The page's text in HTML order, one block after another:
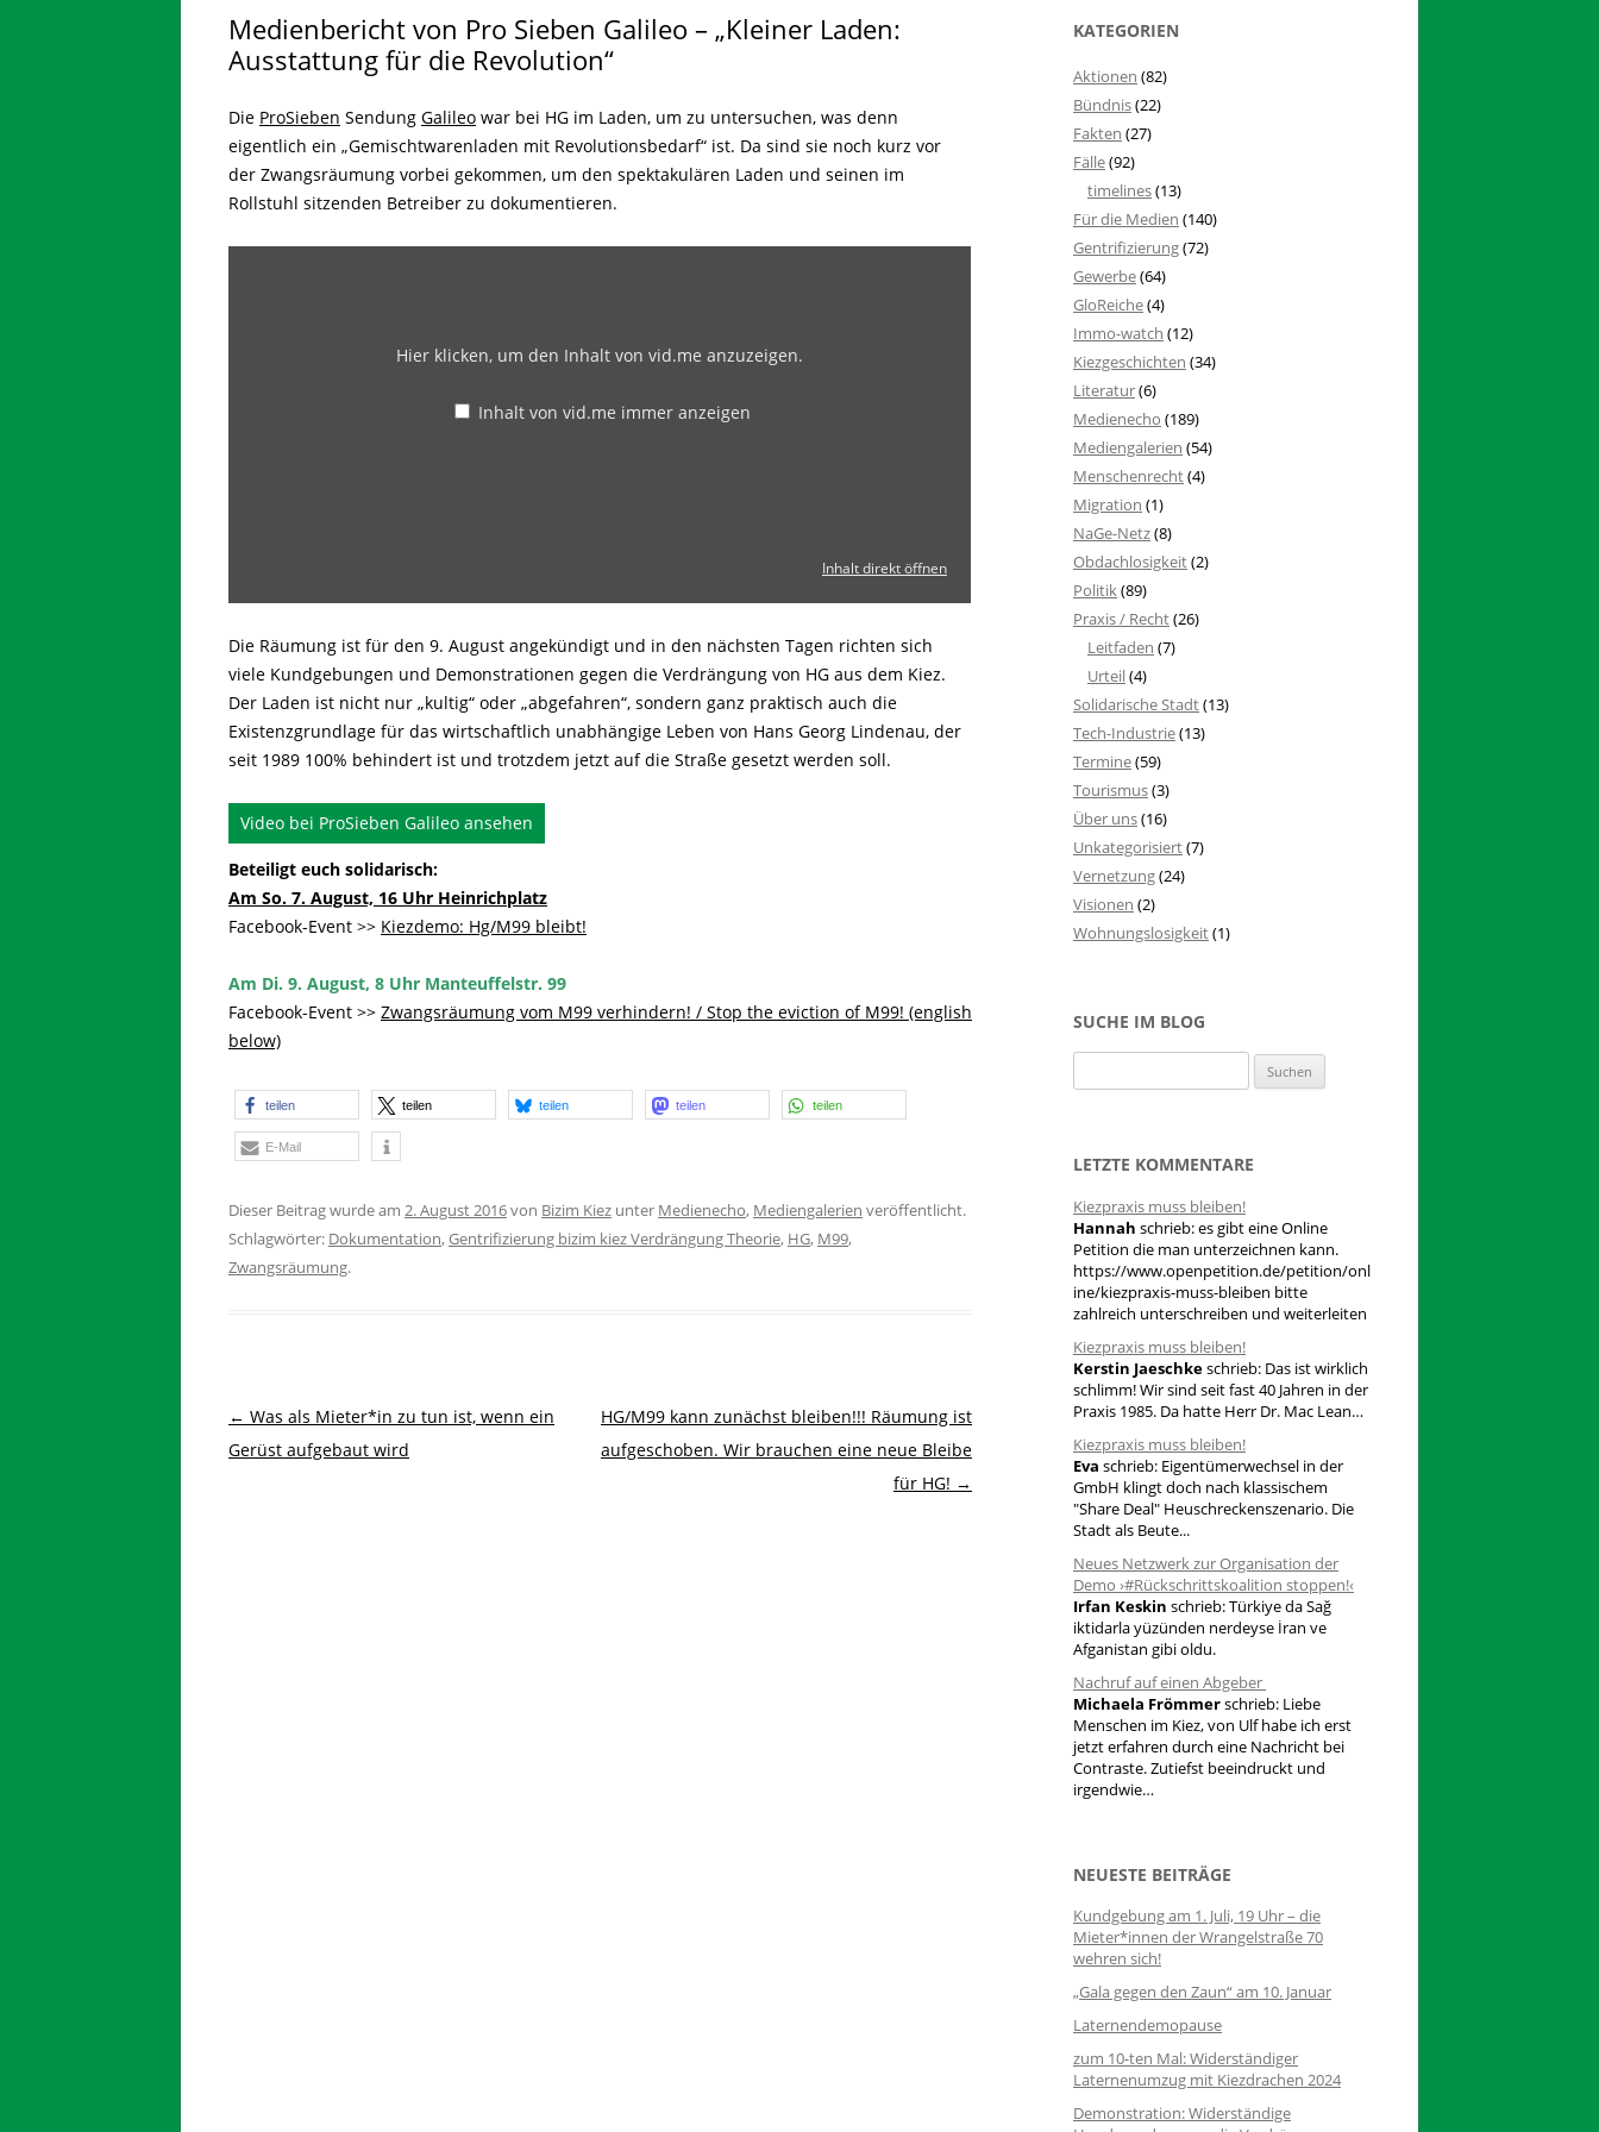
LITERATUR
KIEZGESCHICHTEN
GLOREICHE
LEITFADEN
Medienbericht von Pro Sieben Galileo – „Kleiner Laden:
Ausstattung für die Revolution“
Die ProSieben Sendung Galileo war bei HG im Laden, um zu untersuchen, was denn
eigentlich ein „Gemischtwarenladen mit Revolutionsbedarf“ ist. Da sind sie noch kurz vor
der Zwangsräumung vorbei gekommen, um den spektakulären Laden und seinen im
Rollstuhl sitzenden Betreiber zu dokumentieren.
Hier klicken, um den Inhalt von vid.me anzuzeigen.
Inhalt von vid.me immer anzeigen
Inhalt direkt öffnen
Die Räumung ist für den 9. August angekündigt und in den nächsten Tagen richten sich
viele Kundgebungen und Demonstrationen gegen die Verdrängung von HG aus dem Kiez.
Der Laden ist nicht nur „kultig“ oder „abgefahren“, sondern ganz praktisch auch die
Existenzgrundlage für das wirtschaftlich unabhängige Leben von Hans Georg Lindenau, der
seit 1989 100% behindert ist und trotzdem jetzt auf die Straße gesetzt werden soll.
Video bei ProSieben Galileo ansehen
Beteiligt euch solidarisch:
Am So. 7. August, 16 Uhr Heinrichplatz
Facebook-Event >> Kiezdemo: Hg/M99 bleibt!
Am Di. 9. August, 8 Uhr Manteuffelstr. 99
Facebook-Event >> Zwangsräumung vom M99 verhindern! / Stop the eviction of M99! (english
below)
teilen teilen teilen teilen teilen
E-Mail
Dieser Beitrag wurde am 2. August 2016von Bizim Kiez unter Medienecho, Mediengalerien veröffentlicht.
Schlagwörter: Dokumentation,Gentrifizierung bizim kiez Verdrängung Theorie, HG, M99,
Zwangsräumung.
Beitragsnavigation
← Was als Mieter*in zu tun ist, wenn ein
Gerüst aufgebaut wird
HG/M99 kann zunächst bleiben!!! Räumung ist
aufgeschoben. Wir brauchen eine neue Bleibe
für HG! →
KATEGORIEN
Aktionen (82)
Bündnis(22)
Fakten (27)
Fälle(92)
timelines(13)
Für die Medien (140)
Gentrifizierung(72)
Gewerbe(64)
GloReiche(4)
Immo-watch (12)
Kiezgeschichten (34)
Literatur(6)
Medienecho (189)
Mediengalerien (54)
Menschenrecht(4)
Migration (1)
NaGe-Netz(8)
Obdachlosigkeit(2)
Politik(89)
Praxis / Recht(26)
Leitfaden (7)
Urteil(4)
Solidarische Stadt(13)
Tech-Industrie(13)
Termine(59)
Tourismus(3)
Über uns(16)
Unkategorisiert(7)
Vernetzung(24)
Visionen (2)
Wohnungslosigkeit(1)
SUCHE IM BLOG
u
n
n
a
c
h
:
LETZTE KOMMENTARE
Kiezpraxis muss bleiben!
Hannah schrieb:es gibt eine Online
Petition die man unterzeichnen kann.
https://www.openpetition.de/petition/onl
ine/kiezpraxis-muss-bleiben bitte
zahlreich unterschreiben und weiterleiten
Kiezpraxis muss bleiben!
Kerstin Jaeschkeschrieb: Das ist wirklich
schlimm! Wir sind seit fast 40 Jahren in der
Praxis 1985. Da hatte Herr Dr. Mac Lean…
Kiezpraxis muss bleiben!
Eva schrieb: Eigentümerwechsel in der
GmbH klingt doch nach klassischem
"Share Deal" Heuschreckenszenario. Die
Stadt als Beute...
Neues Netzwerk zur Organisation der
Demo ›#Rückschrittskoalition stoppen!‹
Irfan Keskin schrieb:Türkiye da Sağ
iktidarla yüzünden nerdeyse İran ve
Afganistan gibi oldu.
Nachruf auf einen Abgeber
Michaela Frömmerschrieb: Liebe
Menschen im Kiez, von Ulf habe ich erst
jetzt erfahren durch eine Nachricht bei
Contraste. Zutiefst beeindruckt und
irgendwie…
NEUESTE BEITRÄGE
Kundgebung am 1. Juli, 19 Uhr – die
Mieter*innen der Wrangelstraße 70
wehren sich!
„Gala gegen den Zaun“ am 10. Januar
Laternendemopause
zum 10-ten Mal: Widerständiger
Laternenumzug mit Kiezdrachen 2024
Demonstration: Widerständige